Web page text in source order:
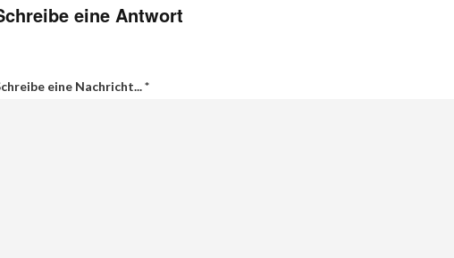
eine Antwort
eine Nachricht...*